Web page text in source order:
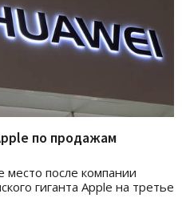
по продажам
место после компании
гиганта Apple на третье